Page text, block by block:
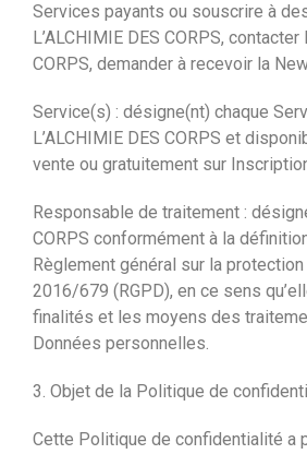
Services payants ou souscrire à
L’ALCHIMIE DES CORPS, contacter
CORPS, demander à recevoir la
Service(s) : désigne(nt) chaque
L’ALCHIMIE DES CORPS et
vente ou gratuitement sur
Responsable de traitement :
CORPS conformément à la
Règlement général sur la
2016/679 (RGPD), en ce sens
finalités et les moyens des
Données personnelles.
3. Objet de la Politique de
Cette Politique de confidentialité a